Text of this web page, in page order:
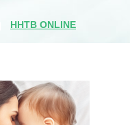
ННТВ ONLINE